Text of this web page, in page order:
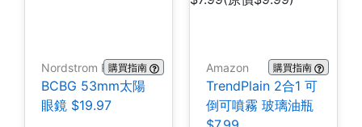
Nordstrom Rack購買指南
BCBG 53mm太陽
眼鏡 $19.97
Amazon 購買指南
TrendPlain 2合1 可
倒可噴霧 玻璃油瓶